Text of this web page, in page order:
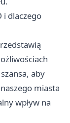
i dlaczego
aby
miasta
wpływ na